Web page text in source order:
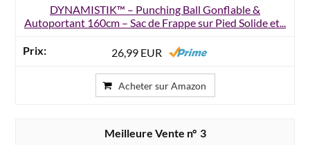
DYNAMISTIK™ – Punching Ball Gonflable &
Autoportant 160cm – Sac de Frappe sur Pied Solide et...
26,99 EUR
Acheter sur Amazon
3